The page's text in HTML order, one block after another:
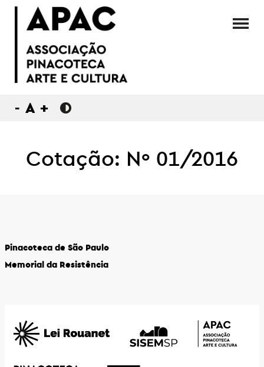
- A +
Cotação: Nº 01/2016
Pinacoteca de São Paulo
Memorial da Resistência